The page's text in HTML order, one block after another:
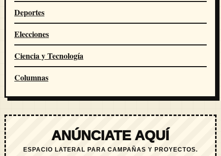
Deportes
Elecciones
Ciencia y Tecnología
Columnas
ANÚNCIATE AQUÍ
ESPACIO LATERAL PARA CAMPAÑAS Y PROYECTOS.